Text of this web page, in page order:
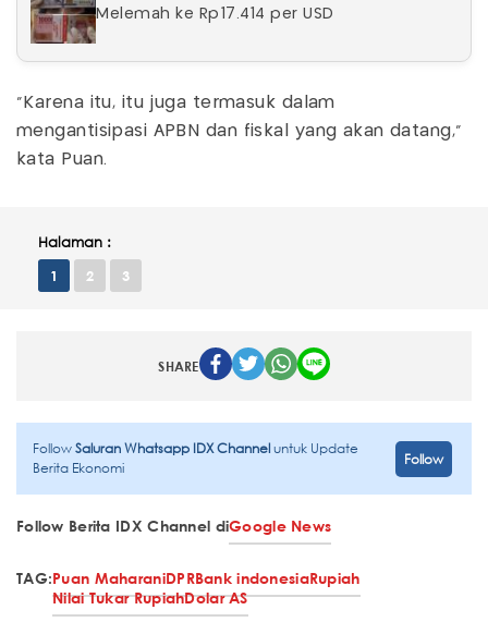
Melemah ke Rp17.414 per USD
"Karena itu, itu juga termasuk dalam
mengantisipasi APBN dan fiskal yang akan datang,"
kata Puan.
Halaman :
1 2 3
SHARE
FollowSaluran Whatsapp IDX Channeluntuk Update
Berita Ekonomi
Follow
Follow Berita IDX Channel diGoogle News
TAG:Puan MaharaniDPRBank indonesiaRupiah
Nilai Tukar RupiahDolar AS